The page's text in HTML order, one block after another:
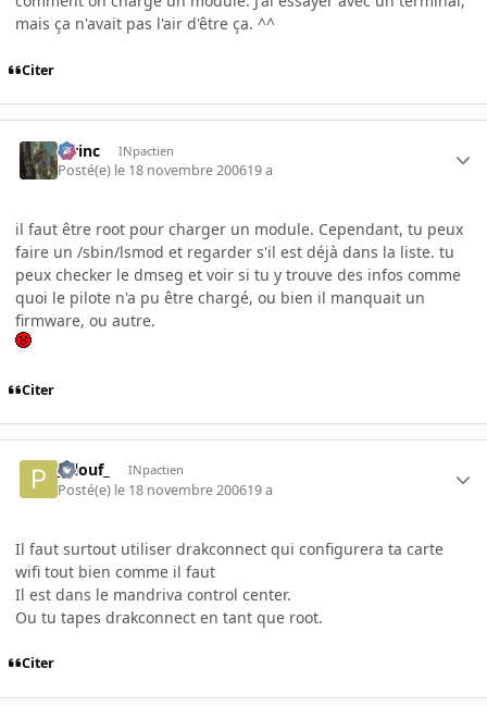
mais ça n'avait pas l'air d'être ça. ^^
Citer
lorinc INpactien
Posté(e) le 18 novembre 200619 a
il faut être root pour charger un module. Cependant, tu peux
faire un /sbin/lsmod et regarder s'il est déjà dans la liste. tu
peux checker le dmseg et voir si tu y trouve des infos comme
quoi le pilote n'a pu être chargé, ou bien il manquait un
firmware, ou autre.
Citer
_Plouf_ INpactien
Posté(e) le 18 novembre 200619 a
Il faut surtout utiliser drakconnect qui configurera ta carte
wifi tout bien comme il faut
Il est dans le mandriva control center.
Ou tu tapes drakconnect en tant que root.
Citer